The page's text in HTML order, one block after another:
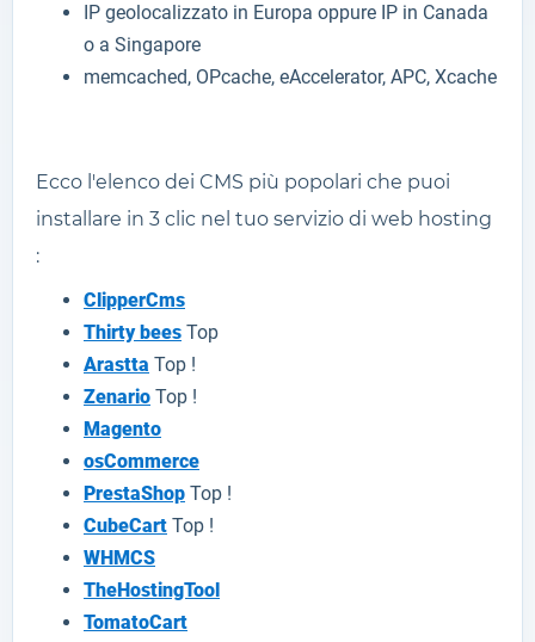
IP geolocalizzato in Europa oppure IP in Canada
o a Singapore
memcached, OPcache, eAccelerator, APC, Xcache
Ecco l'elenco dei CMS più popolari che puoi
installare in 3 clic nel tuo servizio di web hosting
:
ClipperCms
Thirty bees Top
Arastta Top !
Zenario Top !
Magento
osCommerce
PrestaShop Top !
CubeCart Top !
WHMCS
TheHostingTool
TomatoCart